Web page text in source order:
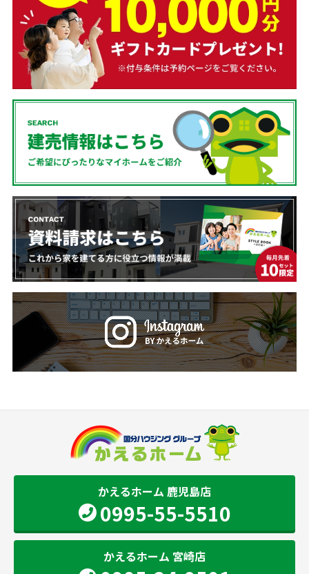
かえるホーム 鹿児島店
0995-55-5510
かえるホーム 宮崎店